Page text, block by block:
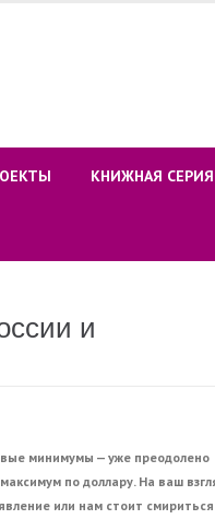
КНИЖНАЯ СЕРИЯ
и
минимумы — уже преодолено
по доллару. На ваш
или нам стоит